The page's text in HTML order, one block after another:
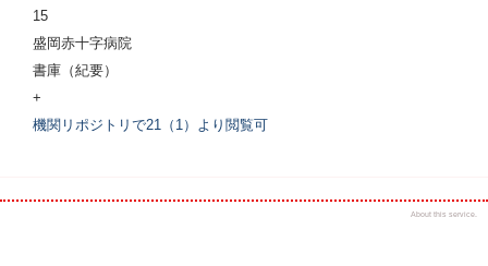
15
盛岡赤十字病院
書庫（紀要）
+
機関リポジトリで21（1）より閲覧可
About this service.